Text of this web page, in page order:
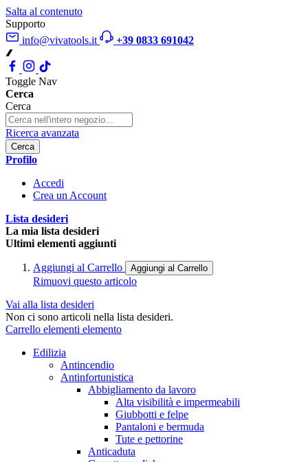
Salta al contenuto
Supporto
info@vivatools.it
+39 0833 691042
Toggle Nav
Cerca
Cerca
Ricerca avanzata
Cerca
Profilo
Accedi
Crea un Account
Lista desideri
La mia lista desideri
Ultimi elementi aggiunti
Aggiungi al Carrello Aggiungi al Carrello
Rimuovi questo articolo
Vai alla lista desideri
Non ci sono articoli nella lista desideri.
Carrello elementi elemento
Edilizia
Antincendio
Antinfortunistica
Abbigliamento da lavoro
Alta visibilità e impermeabili
Giubbotti e felpe
Pantaloni e bermuda
Tute e pettorine
Anticaduta